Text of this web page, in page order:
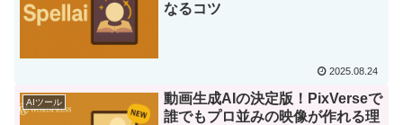
なるコツ
2025.08.24
AIツール
動画生成AIの決定版！PixVerseで
誰でもプロ並みの映像が作れる理